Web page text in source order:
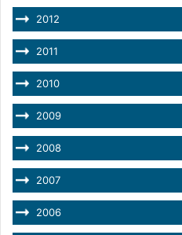
2012
2011
2010
2009
2008
2007
2006